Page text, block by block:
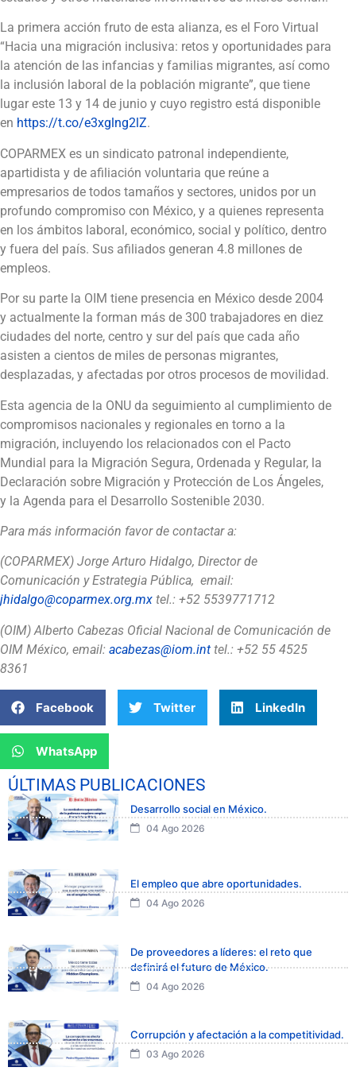
La primera acción fruto de esta alianza, es el Foro Virtual
“Hacia una migración inclusiva: retos y oportunidades para
la atención de las infancias y familias migrantes, así como
la inclusión laboral de la población migrante”, que tiene
lugar este 13 y 14 de junio y cuyo registro está disponible
en https://t.co/e3xglng2lZ.
COPARMEX es un sindicato patronal independiente,
apartidista y de afiliación voluntaria que reúne a
empresarios de todos tamaños y sectores, unidos por un
profundo compromiso con México, y a quienes representa
en los ámbitos laboral, económico, social y político, dentro
y fuera del país. Sus afiliados generan 4.8 millones de
empleos.
Por su parte la OIM tiene presencia en México desde 2004
y actualmente la forman más de 300 trabajadores en diez
ciudades del norte, centro y sur del país que cada año
asisten a cientos de miles de personas migrantes,
desplazadas, y afectadas por otros procesos de movilidad.
Esta agencia de la ONU da seguimiento al cumplimiento de
compromisos nacionales y regionales en torno a la
migración, incluyendo los relacionados con el Pacto
Mundial para la Migración Segura, Ordenada y Regular, la
Declaración sobre Migración y Protección de Los Ángeles,
y la Agenda para el Desarrollo Sostenible 2030.
Para más información favor de contactar a:
(COPARMEX) Jorge Arturo Hidalgo, Director de
Comunicación y Estrategia Pública, email:
jhidalgo@coparmex.org.mx tel.: +52 5539771712
(OIM) Alberto Cabezas Oficial Nacional de Comunicación de
OIM México, email: acabezas@iom.int tel.: +52 55 4525
8361
Facebook Twitter LinkedIn
WhatsApp
ÚLTIMAS PUBLICACIONES
Desarrollo social en México.
04 Ago 2026
El empleo que abre oportunidades.
04 Ago 2026
De proveedores a líderes: el reto que
definirá el futuro de México.
04 Ago 2026
Corrupción y afectación a la competitividad.
03 Ago 2026